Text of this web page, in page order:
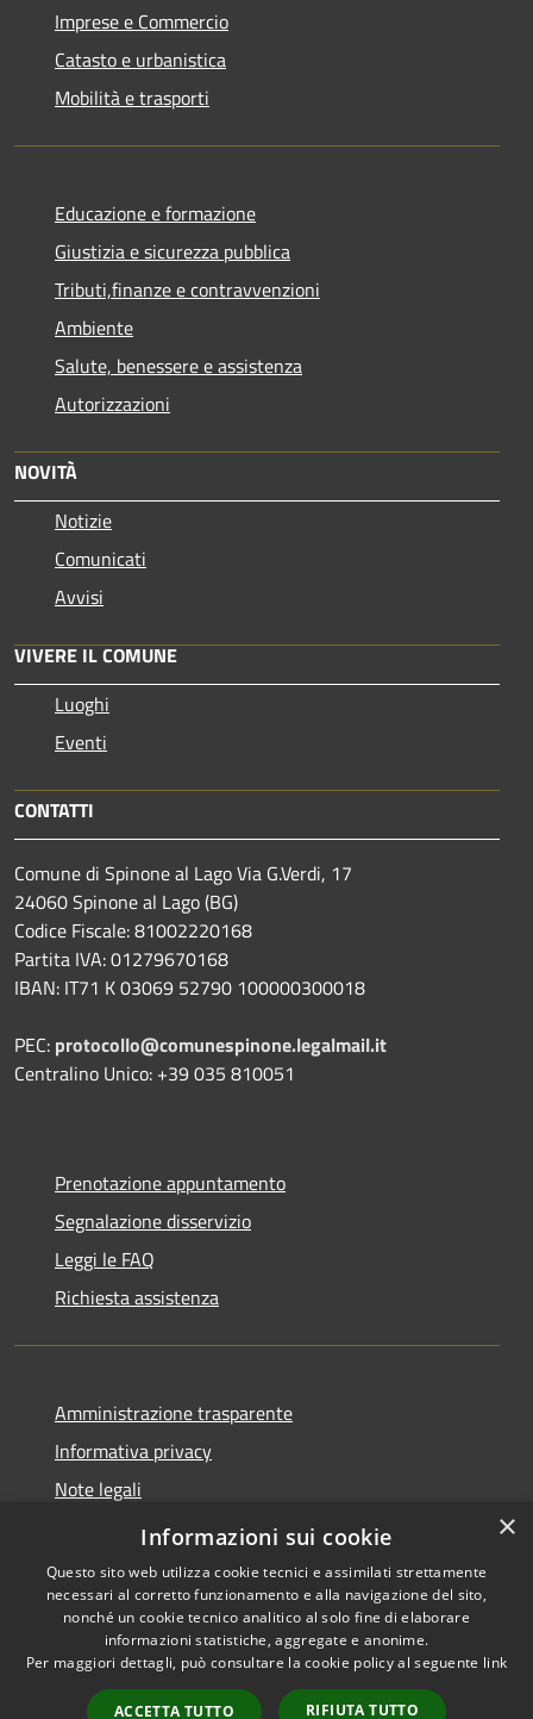
Imprese e Commercio
Catasto e urbanistica
Mobilità e trasporti
Educazione e formazione
Giustizia e sicurezza pubblica
Tributi,finanze e contravvenzioni
Ambiente
Salute, benessere e assistenza
Autorizzazioni
NOVITÀ
Notizie
Comunicati
Avvisi
VIVERE IL COMUNE
Luoghi
Eventi
CONTATTI
Comune di Spinone al Lago Via G.Verdi, 17
24060 Spinone al Lago (BG)
Codice Fiscale: 81002220168
Partita IVA: 01279670168
IBAN: IT71 K 03069 52790 100000300018
PEC: protocollo@comunespinone.legalmail.it
Centralino Unico: +39 035 810051
Prenotazione appuntamento
Segnalazione disservizio
Leggi le FAQ
Richiesta assistenza
Amministrazione trasparente
Informativa privacy
Note legali
Dichiarazione di accessibilità
Accessibilità
Copyright © 2026 • Comune di
Spinone al Lago • Powered by
Municipium• Accesso
×
Informazioni sui cookie
Questo sito web utilizza cookie tecnici e assimilati strettamente
necessari al corretto funzionamento e alla navigazione del sito,
nonché un cookie tecnico analitico al solo fine di elaborare
informazioni statistiche, aggregate e anonime.
Per maggiori dettagli, può consultare la cookie policy al seguente link
ACCETTA TUTTO RIFIUTA TUTTO